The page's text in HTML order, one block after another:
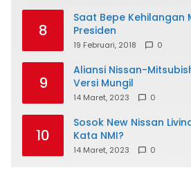
8
Saat Bepe Kehilangan
Presiden
19 Februari, 2018 0
9
Aliansi Nissan-
Versi Mungil
14 Maret, 2023 0
10
Sosok New Nissan
Kata NMI?
14 Maret, 2023 0